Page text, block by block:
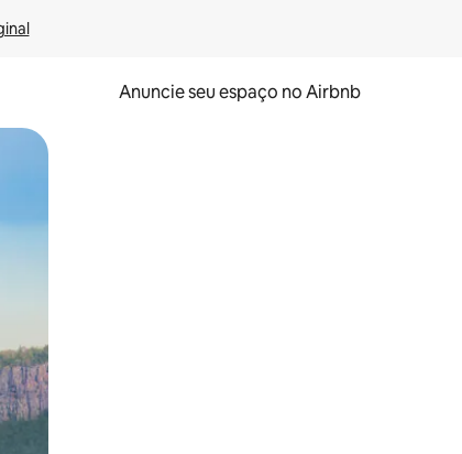
Anuncie seu espaço no Airbnb
o dedo na tela.